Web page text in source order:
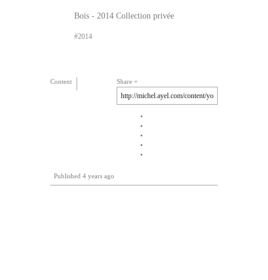
Bois - 2014 Collection privée
2014
Share
Content
Published 4 years ago